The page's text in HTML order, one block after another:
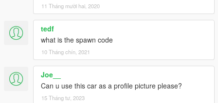
11 Tháng mười hai, 2020
tedf
what is the spawn code
10 Tháng chín, 2021
Joe__
Can u use this car as a profile picture please?
15 Tháng tư, 2023